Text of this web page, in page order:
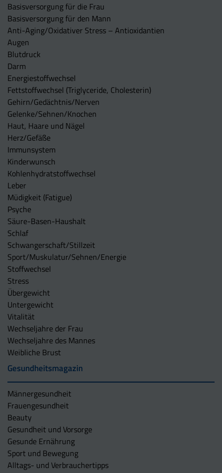
Basisversorgung für die Frau
Basisversorgung für den Mann
Anti-Aging/Oxidativer Stress – Antioxidantien
Augen
Blutdruck
Darm
Energiestoffwechsel
Fettstoffwechsel (Triglyceride, Cholesterin)
Gehirn/Gedächtnis/Nerven
Gelenke/Sehnen/Knochen
Haut, Haare und Nägel
Herz/Gefäße
Immunsystem
Kinderwunsch
Kohlenhydratstoffwechsel
Leber
Müdigkeit (Fatigue)
Psyche
Säure-Basen-Haushalt
Schlaf
Schwangerschaft/Stillzeit
Sport/Muskulatur/Sehnen/Energie
Stoffwechsel
Stress
Übergewicht
Untergewicht
Vitalität
Wechseljahre der Frau
Wechseljahre des Mannes
Weibliche Brust
Gesundheitsmagazin
Männergesundheit
Frauengesundheit
Beauty
Gesundheit und Vorsorge
Gesunde Ernährung
Sport und Bewegung
Alltags- und Verbrauchertipps